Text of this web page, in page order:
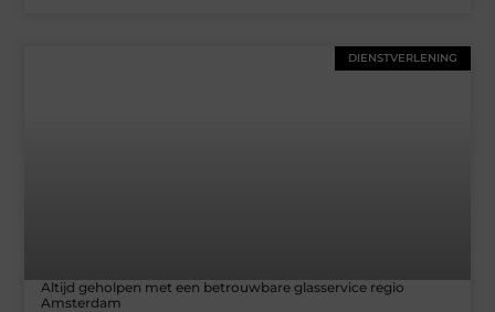
DIENSTVERLENING
Altijd geholpen met een betrouwbare glasservice regio
Amsterdam